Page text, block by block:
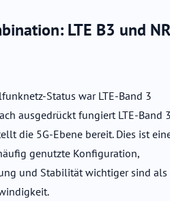
LTE B3 und NR
Status war LTE-Band 3
ausgedrückt fungiert LTE-Band
die 5G-Ebene bereit. Dies ist
genutzte Konfiguration,
und Stabilität wichtiger sind als